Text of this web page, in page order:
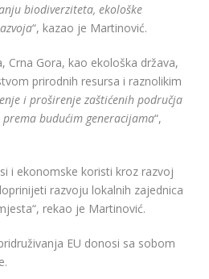
biodiverziteta, ekološke
“, kazao je Martinović.
Crna Gora, kao ekološka država,
prirodnih resursa i raznolikim
i proširenje zaštićenih područja
budućim generacijama“,
i ekonomske koristi kroz razvoj
razvoju lokalnih zajednica
rekao je Martinović.
EU donosi sa sobom